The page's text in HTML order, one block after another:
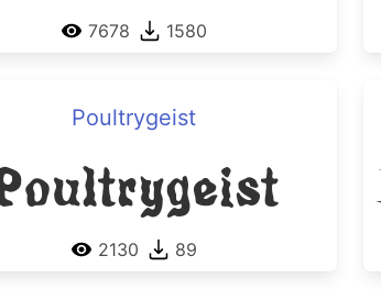
7678 1580
Poultrygeist
2130 89